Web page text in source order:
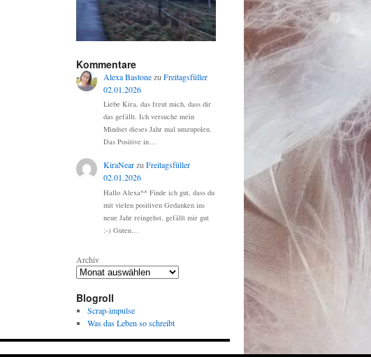
Kommentare
Alexa Bastonezu Freitagsfüller
02.01.2026
Liebe Kira, das freut mich, dass dir
das gefällt. Ich versuche mein
Mindset dieses Jahr mal umzupolen.
Das Positive in…
KiraNearzu Freitagsfüller
02.01.2026
Hallo Alexa^^ Finde ich gut, dass du
mit vielen positiven Gedanken ins
neue Jahr reingehst, gefällt mir gut
:-) Guten…
Archiv
Blogroll
Scrap-impulse
Was das Leben so schreibt